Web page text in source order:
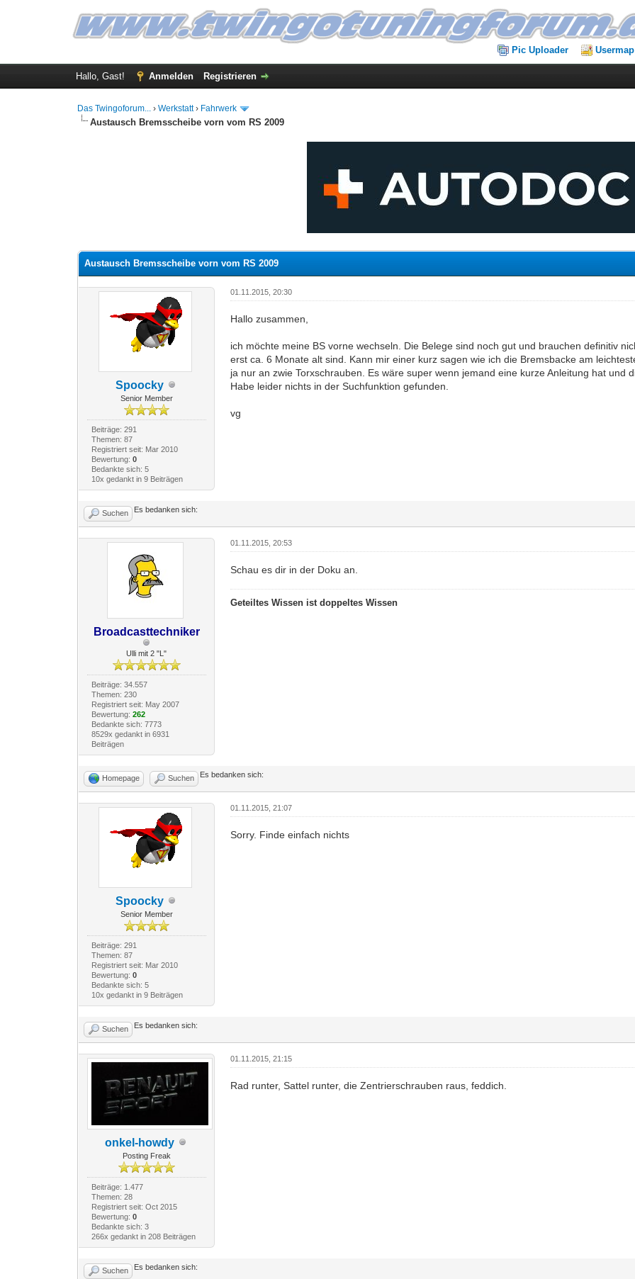
Pic Uploader Usermap
Hallo, Gast! Anmelden Registrieren
Das Twingoforum... ›Werkstatt› Fahrwerk
Austausch Bremsscheibe vorn vom RS 2009
Austausch Bremsscheibe vorn vom RS 2009
Spoocky
Senior Member
Beiträge: 291
Themen: 87
Registriert seit: Mar 2010
Bewertung: 0
Bedankte sich: 5
10x gedankt in 9 Beiträgen
01.11.2015, 20:30
Hallo zusammen,
ich möchte meine BS vorne wechseln. Die Belege sind noch gut und brauchen definitiv
erst ca. 6 Monate alt sind. Kann mir einer kurz sagen wie ich die Bremsbacke am
ja nur an zwie Torxschrauben. Es wäre super wenn jemand eine kurze Anleitung hat und
Habe leider nichts in der Suchfunktion gefunden.
vg
Suchen Es bedanken sich:
Broadcasttechniker
Ulli mit 2 "L"
Beiträge: 34.557
Themen: 230
Registriert seit: May 2007
Bewertung: 262
Bedankte sich: 7773
8529x gedankt in 6931
Beiträgen
01.11.2015, 20:53
Schau es dir in der Doku an.
Geteiltes Wissen ist doppeltes Wissen
Homepage Suchen Es bedanken sich:
Spoocky
Senior Member
Beiträge: 291
Themen: 87
Registriert seit: Mar 2010
Bewertung: 0
Bedankte sich: 5
10x gedankt in 9 Beiträgen
01.11.2015, 21:07
Sorry. Finde einfach nichts
Suchen Es bedanken sich:
onkel-howdy
Posting Freak
Beiträge: 1.477
Themen: 28
Registriert seit: Oct 2015
Bewertung: 0
Bedankte sich: 3
266x gedankt in 208 Beiträgen
01.11.2015, 21:15
Rad runter, Sattel runter, die Zentrierschrauben raus, feddich.
Suchen Es bedanken sich: